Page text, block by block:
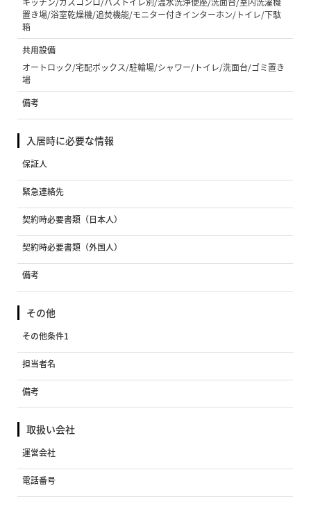
置き場/浴室乾燥機/追焚機能/モニター付きインターホン/トイレ/下駄
箱
共用設備
オートロック/宅配ボックス/駐輪場/シャワー/トイレ/洗面台/ゴミ置き
場
備考
入居時に必要な情報
保証人
緊急連絡先
契約時必要書類（日本人）
契約時必要書類（外国人）
備考
その他
その他条件1
担当者名
備考
取扱い会社
運営会社
電話番号